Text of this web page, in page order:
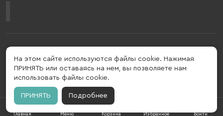
Gelius - украинский бренд, который активно развивается в сфере
умных гаджетов и мобильных аксессуаров. Бренд подтвержден в 2013
году. Gelius - это больше, чем просто бренд, этот стиль жизни,
который об'єднує в собі драйв, радость, скорость, новації и
практичність.
Главная Меню Корзина Избранное Войти
На этом сайте используются файлы cookie. Нажимая
ПРИНЯТЬ или оставаясь на нем, вы позволяете нам
использовать файлы cookie.
ПРИНЯТЬ Подробнее